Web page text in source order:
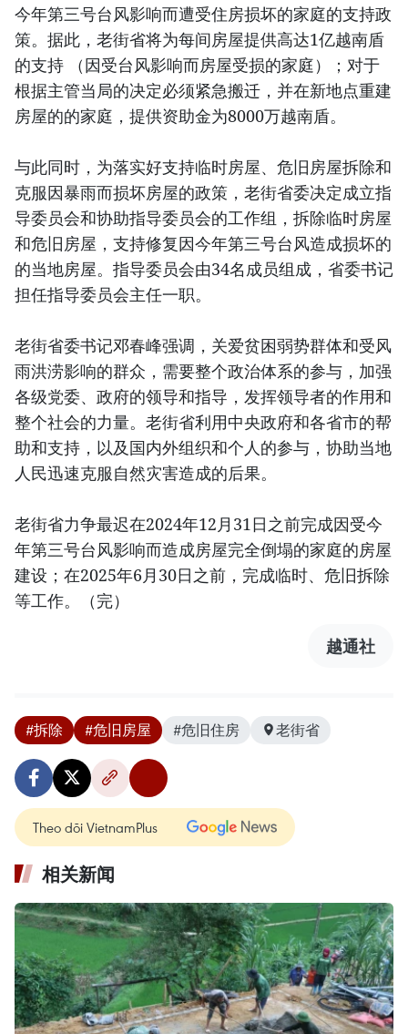
今年第三号台风影响而遭受住房损坏的家庭的支持政
策。据此，老街省将为每间房屋提供高达1亿越南盾
的支持 （因受台风影响而房屋受损的家庭）；对于
根据主管当局的决定必须紧急搬迁，并在新地点重建
房屋的的家庭，提供资助金为8000万越南盾。
与此同时，为落实好支持临时房屋、危旧房屋拆除和
克服因暴雨而损坏房屋的政策，老街省委决定成立指
导委员会和协助指导委员会的工作组，拆除临时房屋
和危旧房屋，支持修复因今年第三号台风造成损坏的
的当地房屋。指导委员会由34名成员组成，省委书记
担任指导委员会主任一职。
老街省委书记邓春峰强调，关爱贫困弱势群体和受风
雨洪涝影响的群众，需要整个政治体系的参与，加强
各级党委、政府的领导和指导，发挥领导者的作用和
整个社会的力量。老街省利用中央政府和各省市的帮
助和支持，以及国内外组织和个人的参与，协助当地
人民迅速克服自然灾害造成的后果。
老街省力争最迟在2024年12月31日之前完成因受今
年第三号台风影响而造成房屋完全倒塌的家庭的房屋
建设；在2025年6月30日之前，完成临时、危旧拆除
等工作。（完）
越通社
#拆除 #危旧房屋 #危旧住房 老街省
Theo dõi VietnamPlus
相关新闻